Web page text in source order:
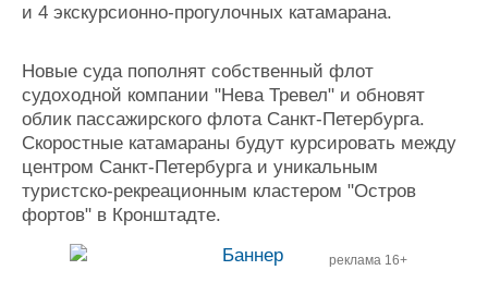
и 4 экскурсионно-прогулочных катамарана.
Новые суда пополнят собственный флот
судоходной компании "Нева Тревел" и обновят
облик пассажирского флота Санкт-Петербурга.
Скоростные катамараны будут курсировать между
центром Санкт-Петербурга и уникальным
туристско-рекреационным кластером "Остров
фортов" в Кронштадте.
реклама 16+